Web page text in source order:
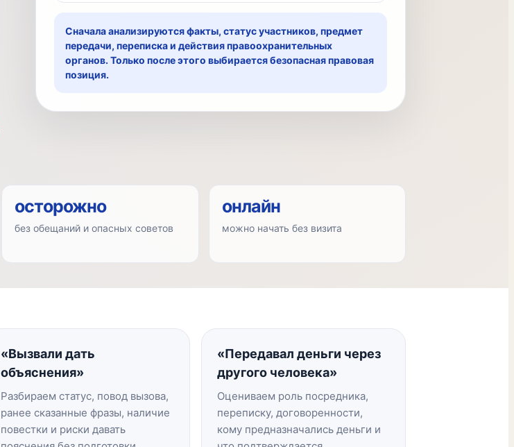
Сначала анализируются факты, статус участников, предмет
передачи, переписка и действия правоохранительных
органов. Только после этого выбирается безопасная правовая
позиция.
осторожно
без обещаний и опасных советов
онлайн
можно начать без визита
«Вызвали дать
объяснения»
Разбираем статус, повод вызова,
ранее сказанные фразы, наличие
повестки и риски давать
«Передавал деньги через
другого человека»
Оцениваем роль посредника,
переписку, договоренности,
кому предназначались деньги и